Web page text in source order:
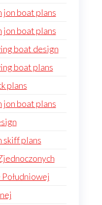
jon boat plans
jon boat plans
boat design
boat plans
plans
jon boat plans
skiff plans